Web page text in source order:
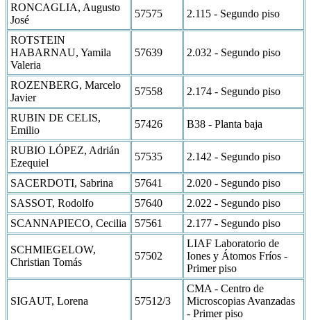
RONCAGLIA, Augusto
José
57575 2.115 - Segundo piso
ROTSTEIN
HABARNAU, Yamila
Valeria
57639 2.032 - Segundo piso
ROZENBERG, Marcelo
Javier
57558 2.174 - Segundo piso
RUBIN DE CELIS,
Emilio
57426 B38 - Planta baja
RUBIO LÓPEZ, Adrián
Ezequiel
57535 2.142 - Segundo piso
SACERDOTI, Sabrina 57641
2.020 - Segundo piso
SASSOT, Rodolfo
57640
2.022 - Segundo piso
SCANNAPIECO, Cecilia
57561 2.177 - Segundo piso
SCHMIEGELOW,
Christian Tomás
57502
LIAF Laboratorio de
Iones y Átomos Fríos -
Primer piso
SIGAUT, Lorena 57512/3
CMA - Centro de
Microscopias Avanzadas
- Primer piso